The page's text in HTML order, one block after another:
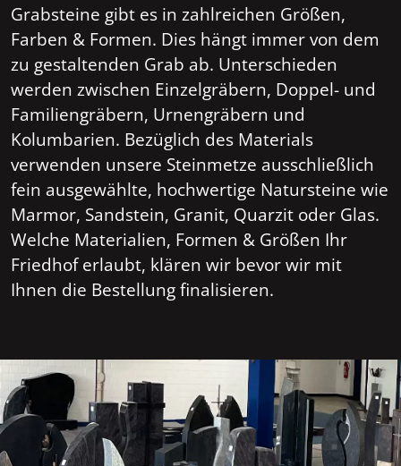
Grabsteine gibt es in zahlreichen Größen,
Farben & Formen. Dies hängt immer von dem
zu gestaltenden Grab ab. Unterschieden
werden zwischen Einzelgräbern, Doppel- und
Familiengräbern, Urnengräbern und
Kolumbarien. Bezüglich des Materials
verwenden unsere Steinmetze ausschließlich
fein ausgewählte, hochwertige Natursteine wie
Marmor, Sandstein, Granit, Quarzit oder Glas.
Welche Materialien, Formen & Größen Ihr
Friedhof erlaubt, klären wir bevor wir mit
Ihnen die Bestellung finalisieren.